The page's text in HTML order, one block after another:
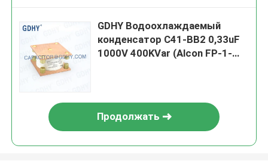
GDHY Водоохлаждаемый
конденсатор C41-BB2 0,33uF
1000V 400KVar (Alcon FP-1-
Продолжать